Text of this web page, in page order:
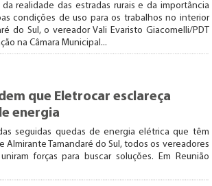
realidade das estradas rurais e da importância
condições de uso para os trabalhos no interior
do Sul, o vereador Vali Evaristo Giacomelli/PDT
na Câmara Municipal...
que Eletrocar esclareça
energia
seguidas quedas de energia elétrica que têm
Almirante Tamandaré do Sul, todos os vereadores
forças para buscar soluções. Em Reunião